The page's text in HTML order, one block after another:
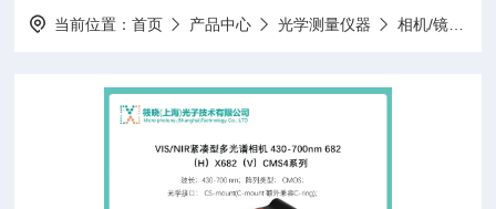
当前位置：首页 产品中心 光学测量仪器 相机/镜头/机器视觉